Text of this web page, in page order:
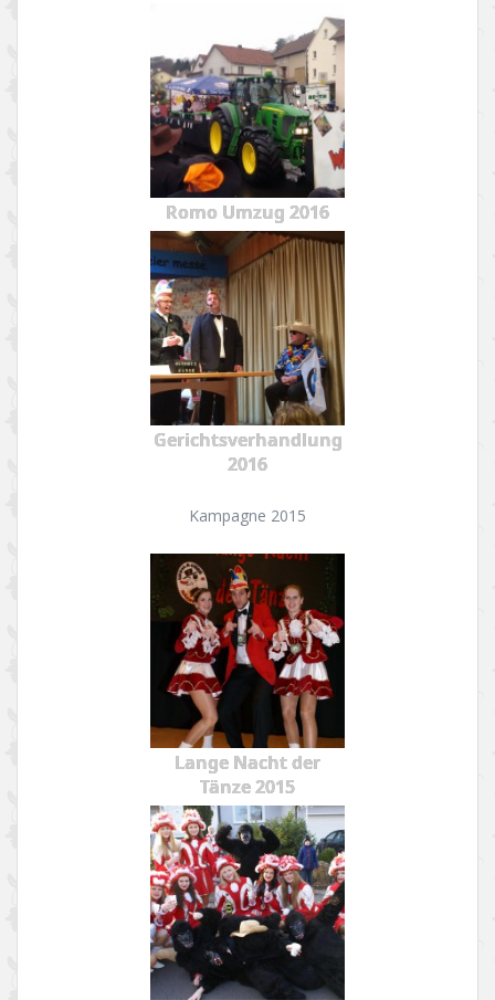
Romo Umzug 2016
Gerichtsverhandlung
2016
Kampagne 2015
Lange Nacht der
Tänze 2015